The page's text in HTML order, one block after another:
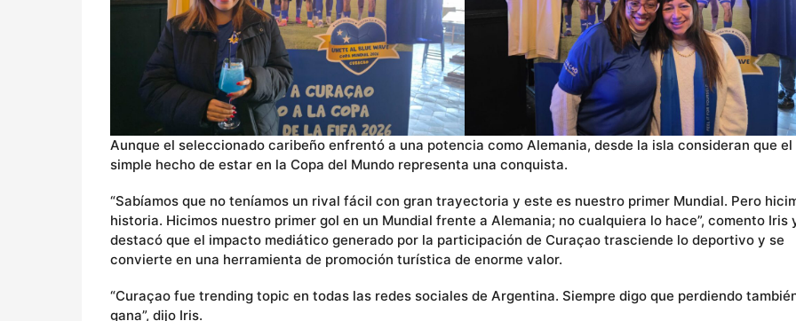
Aunque el seleccionado caribeño enfrentó a una potencia como Alemania, desde la isla consideran que el
simple hecho de estar en la Copa del Mundo representa una conquista.
“Sabíamos que no teníamos un rival fácil con gran trayectoria y este es nuestro primer Mundial. Pero
historia. Hicimos nuestro primer gol en un Mundial frente a Alemania; no cualquiera lo hace”, comento Iris
destacó que el impacto mediático generado por la participación de Curaçao trasciende lo deportivo y se
convierte en una herramienta de promoción turística de enorme valor.
“Curaçao fue trending topic en todas las redes sociales de Argentina. Siempre digo que perdiendo
gana”, dijo Iris.